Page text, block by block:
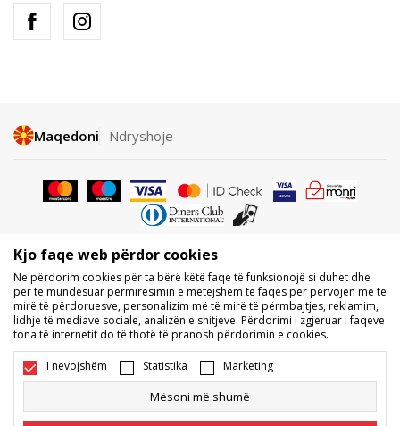
Maqedoni Ndryshoje
Nuk lejohet shkarkimi ose përdorimi i përmbajtjes nga faqet e internetit
të BDS.MK, pjesërisht ose tërësisht, dhe i referohet logove, markave
tregtare, përmbajtjes komerciale, as caktimi i tyre palëve të treta,
publikimi i tyre publikisht ose përdorimi i tyre për ndonjë për qëllime, pa
pëlqimin me shkrim të BDS.MK DOOEL.
Ne përpiqemi të jemi sa më të saktë në përshkrimin e produktit, foton
dhe vetë çmimin, por nuk mund të garantojmë që të gjitha informacionet
të jenë të plota dhe pa gabime. Të gjitha produktet e shfaqura në faqe
janë pjesë e ofertës sonë, por nuk kuptohet që ato duhet të jenë të
disponueshme gjatë gjithë kohës. Disponueshmërinë e produkteve mund
ta kontrolloni edhe në numrin e telefonit 02 3055 222.
Kjo faqe web përdor cookies
Ne përdorim cookies për ta bërë këtë faqe të funksionojë si duhet dhe
për të mundësuar përmirësimin e mëtejshëm të faqes për përvojën më të
mirë të përdoruesve, personalizim më të mirë të përmbajtjes, reklamim,
lidhje të mediave sociale, analizën e shitjeve. Përdorimi i zgjeruar i faqeve
tona të internetit do të thotë të pranosh përdorimin e cookies.
I nevojshëm Statistika Marketing
Mësoni më shumë